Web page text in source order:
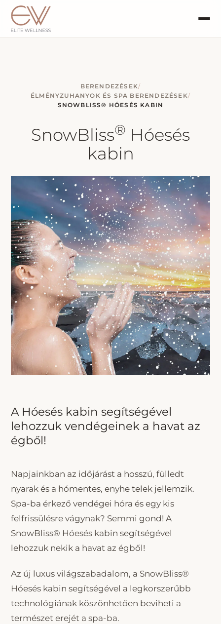
BERENDEZÉSEK/
ÉLMÉNYZUHANYOK ÉS SPA BERENDEZÉSEK/
SNOWBLISS® HÓESÉS KABIN
SnowBliss® Hóesés
kabin
A Hóesés kabin segítségével
lehozzuk vendégeinek a havat az
égből!
Napjainkban az időjárást a hosszú, fülledt
nyarak és a hómentes, enyhe telek jellemzik.
Spa-ba érkező vendégei hóra és egy kis
felfrissülésre vágynak? Semmi gond! A
SnowBliss® Hóesés kabin segítségével
lehozzuk nekik a havat az égből!
Az új luxus világszabadalom, a SnowBliss®
Hóesés kabin segítségével a legkorszerűbb
technológiának köszönhetően beviheti a
természet erejét a spa-ba.